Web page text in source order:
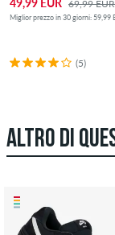
49,99 EUR 69,99 EUR
Miglior prezzo in 30 giorni: 59,99
(5)
ALTRO DI